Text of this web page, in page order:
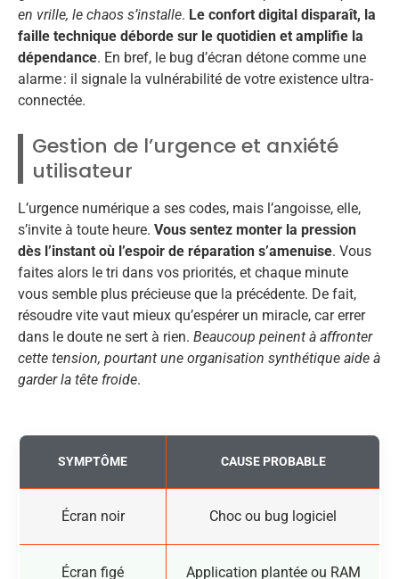
en vrille, le chaos s’installe. Le confort digital disparaît, la
faille technique déborde sur le quotidien et amplifie la
dépendance. En bref, le bug d’écran détone comme une
alarme : il signale la vulnérabilité de votre existence ultra-
connectée.
Gestion de l’urgence et anxiété
utilisateur
L’urgence numérique a ses codes, mais l’angoisse, elle,
s’invite à toute heure. Vous sentez monter la pression
dès l’instant où l’espoir de réparation s’amenuise. Vous
faites alors le tri dans vos priorités, et chaque minute
vous semble plus précieuse que la précédente. De fait,
résoudre vite vaut mieux qu’espérer un miracle, car errer
dans le doute ne sert à rien. Beaucoup peinent à affronter
cette tension, pourtant une organisation synthétique aide à
garder la tête froide.
SYMPTÔME CAUSE PROBABLE
Écran noir Choc ou bug logiciel
Écran figé
Application plantée ou RAM